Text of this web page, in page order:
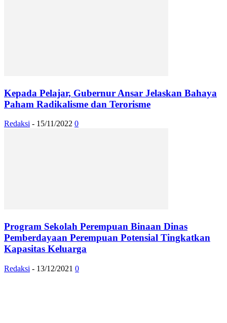
Kepada Pelajar, Gubernur Ansar Jelaskan Bahaya
Paham Radikalisme dan Terorisme
Redaksi - 15/11/2022 0
Program Sekolah Perempuan Binaan Dinas
Pemberdayaan Perempuan Potensial Tingkatkan
Kapasitas Keluarga
Redaksi - 13/12/2021 0